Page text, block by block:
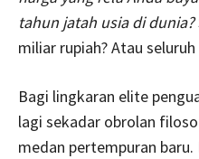
tahun jatah usia di dunia?
miliar rupiah? Atau
Bagi lingkaran elite
lagi sekadar obrolan
medan pertempuran